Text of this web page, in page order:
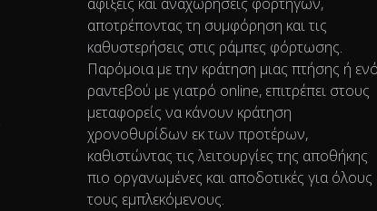
αποτρέποντας τη συμφόρηση και τις
καθυστερήσεις στις ράμπες φόρτωσης.
Παρόμοια με την κράτηση μιας πτήσης ή
ραντεβού με γιατρό online, επιτρέπει στους
μεταφορείς να κάνουν κράτηση
χρονοθυρίδων εκ των προτέρων,
καθιστώντας τις λειτουργίες της αποθήκης
πιο οργανωμένες και αποδοτικές για όλους
τους εμπλεκόμενους.